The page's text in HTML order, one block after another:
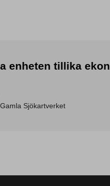
enheten tillika
Sjökartverket